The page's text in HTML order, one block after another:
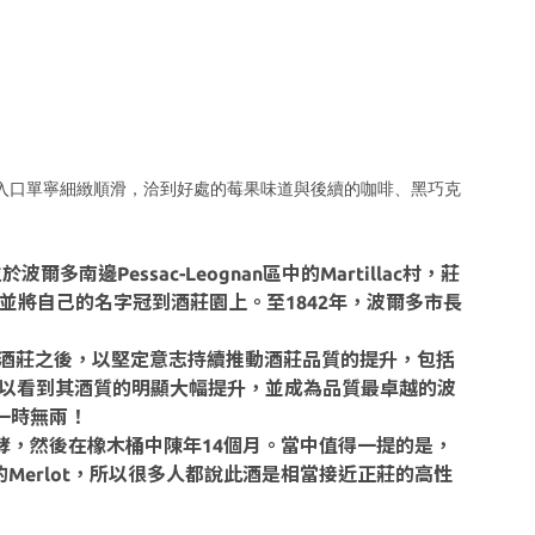
單寧細緻順滑，洽到好處的莓果味道與後續的咖啡、黑巧克
波爾多南邊Pessac-Leognan區中的Martillac村，莊
將自己的名字冠到酒莊園上。至1842年，波爾多市長
之後，以堅定意志持續推動酒莊品質的提升，包括
看到其酒質的明顯大幅提升，並成為品質最卓越的波
無兩！
然後在橡木桶中陳年14個月。當中值得一提的是，
，所以很多人都說此酒是相當接近正莊的高性